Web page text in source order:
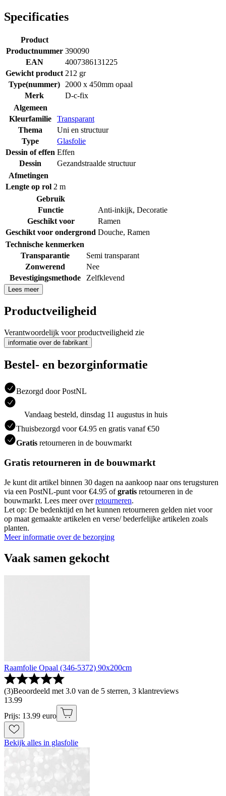
Specificaties
Product
Productnummer 390090
EAN
4007386131225
Gewicht product 212 gr
Type(nummer)
2000 x 450mm opaal
Merk
D-c-fix
Algemeen
Kleurfamilie
Transparant
Thema
Uni en structuur
Type
Glasfolie
Dessin of effen Effen
Dessin
Gezandstraalde structuur
Afmetingen
Lengte op rol 2 m
Gebruik
Functie
Anti-inkijk, Decoratie
Geschikt voor
Ramen
Geschikt voor ondergrond Douche, Ramen
Technische kenmerken
Transparantie
Semi transparant
Zonwerend
Nee
Bevestigingsmethode
Zelfklevend
Lees meer
Productveiligheid
Verantwoordelijk voor productveiligheid zie
informatie over de fabrikant
Bestel- en bezorginformatie
Bezorgd door PostNL
Vandaag besteld, dinsdag 11 augustus in huis
Thuisbezorgd voor €4.95 en gratis vanaf €50
Gratis retourneren in de bouwmarkt
Gratis retourneren in de bouwmarkt
Je kunt dit artikel binnen 30 dagen na aankoop naar ons terugsturen
via een PostNL-punt voor €4.95 ofgratis retourneren in de
bouwmarkt. Lees meer overretourneren.
Let op: De bedenktijd en het kunnen retourneren gelden niet voor
op maat gemaakte artikelen en verse/ bederfelijke artikelen zoals
planten.
Meer informatie over de bezorging
Vaak samen gekocht
Raamfolie Opaal (346-5372) 90x200cm
(3)Beoordeeld met 3.0 van de 5 sterren, 3 klantreviews
13.99
Prijs: 13.99 euro
Bekijk alles in glasfolie